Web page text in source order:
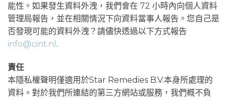
能性。如果發生資料外洩，我們會在 72 小時內向個人資料
管理局報告，並在相關情況下向資料當事人報告。您自己是
否發現可能的資料外洩？請儘快透過以下方式報告
info@cint.nl .
責任
本隱私權聲明僅適用於Star Remedies B.V.本身所處理的
資料。對於我們所連結的第三方網站或服務，我們概不負